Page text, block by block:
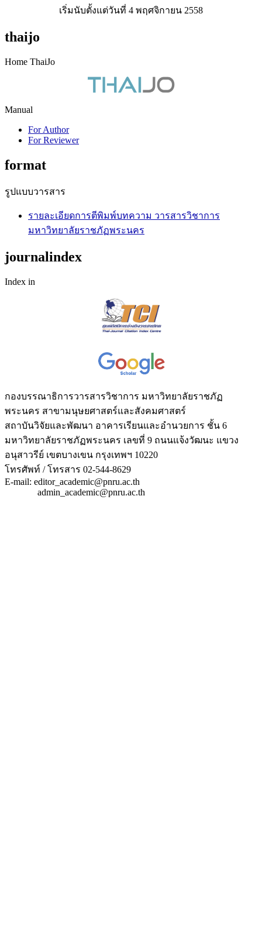
เริ่มนับตั้งแต่วันที่ 4 พฤศจิกายน 2558
thaijo
Home ThaiJo
Manual
For Author
For Reviewer
format
รูปแบบวารสาร
รายละเอียดการตีพิมพ์บทความ วารสารวิชาการ
มหาวิทยาลัยราชภัฏพระนคร
journalindex
Index in
กองบรรณาธิการวารสารวิชาการ มหาวิทยาลัยราชภัฏ
พระนคร สาขามนุษยศาสตร์และสังคมศาสตร์
สถาบันวิจัยและพัฒนา อาคารเรียนและอำนวยการ ชั้น 6
มหาวิทยาลัยราชภัฏพระนคร เลขที่ 9 ถนนแจ้งวัฒนะ แขวง
อนุสาวรีย์ เขตบางเขน กรุงเทพฯ 10220
โทรศัพท์ / โทรสาร 02-544-8629
E-mail: editor_academic@pnru.ac.th
admin_academic@pnru.ac.th